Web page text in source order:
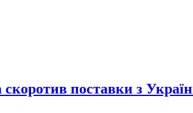
поставки з